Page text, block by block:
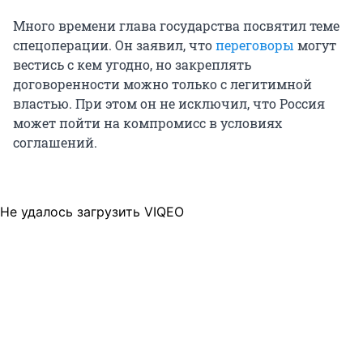
Много времени глава государства посвятил теме
спецоперации. Он заявил, чтопереговоры могут
вестись с кем угодно, но закреплять
договоренности можно только с легитимной
властью. При этом он не исключил, что Россия
может пойти на компромисс в условиях
соглашений.
Не удалось загрузить VIQEO